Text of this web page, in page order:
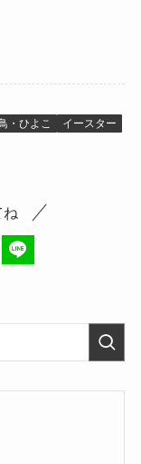
・ひよこ
イースター
ね